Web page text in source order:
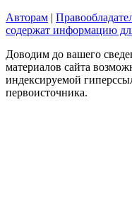
Авторам |
содержат информацию
Доводим до вашего
материалов сайта
индексируемой
первоисточника.